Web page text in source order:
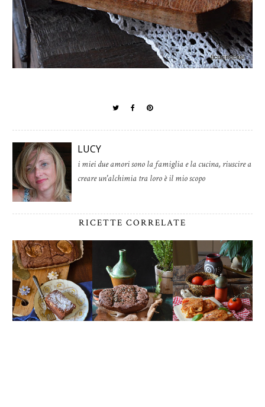
LUCY
i miei due amori sono la famiglia e la cucina, riuscire a
creare un'alchimia tra loro è il mio scopo
RICETTE CORRELATE